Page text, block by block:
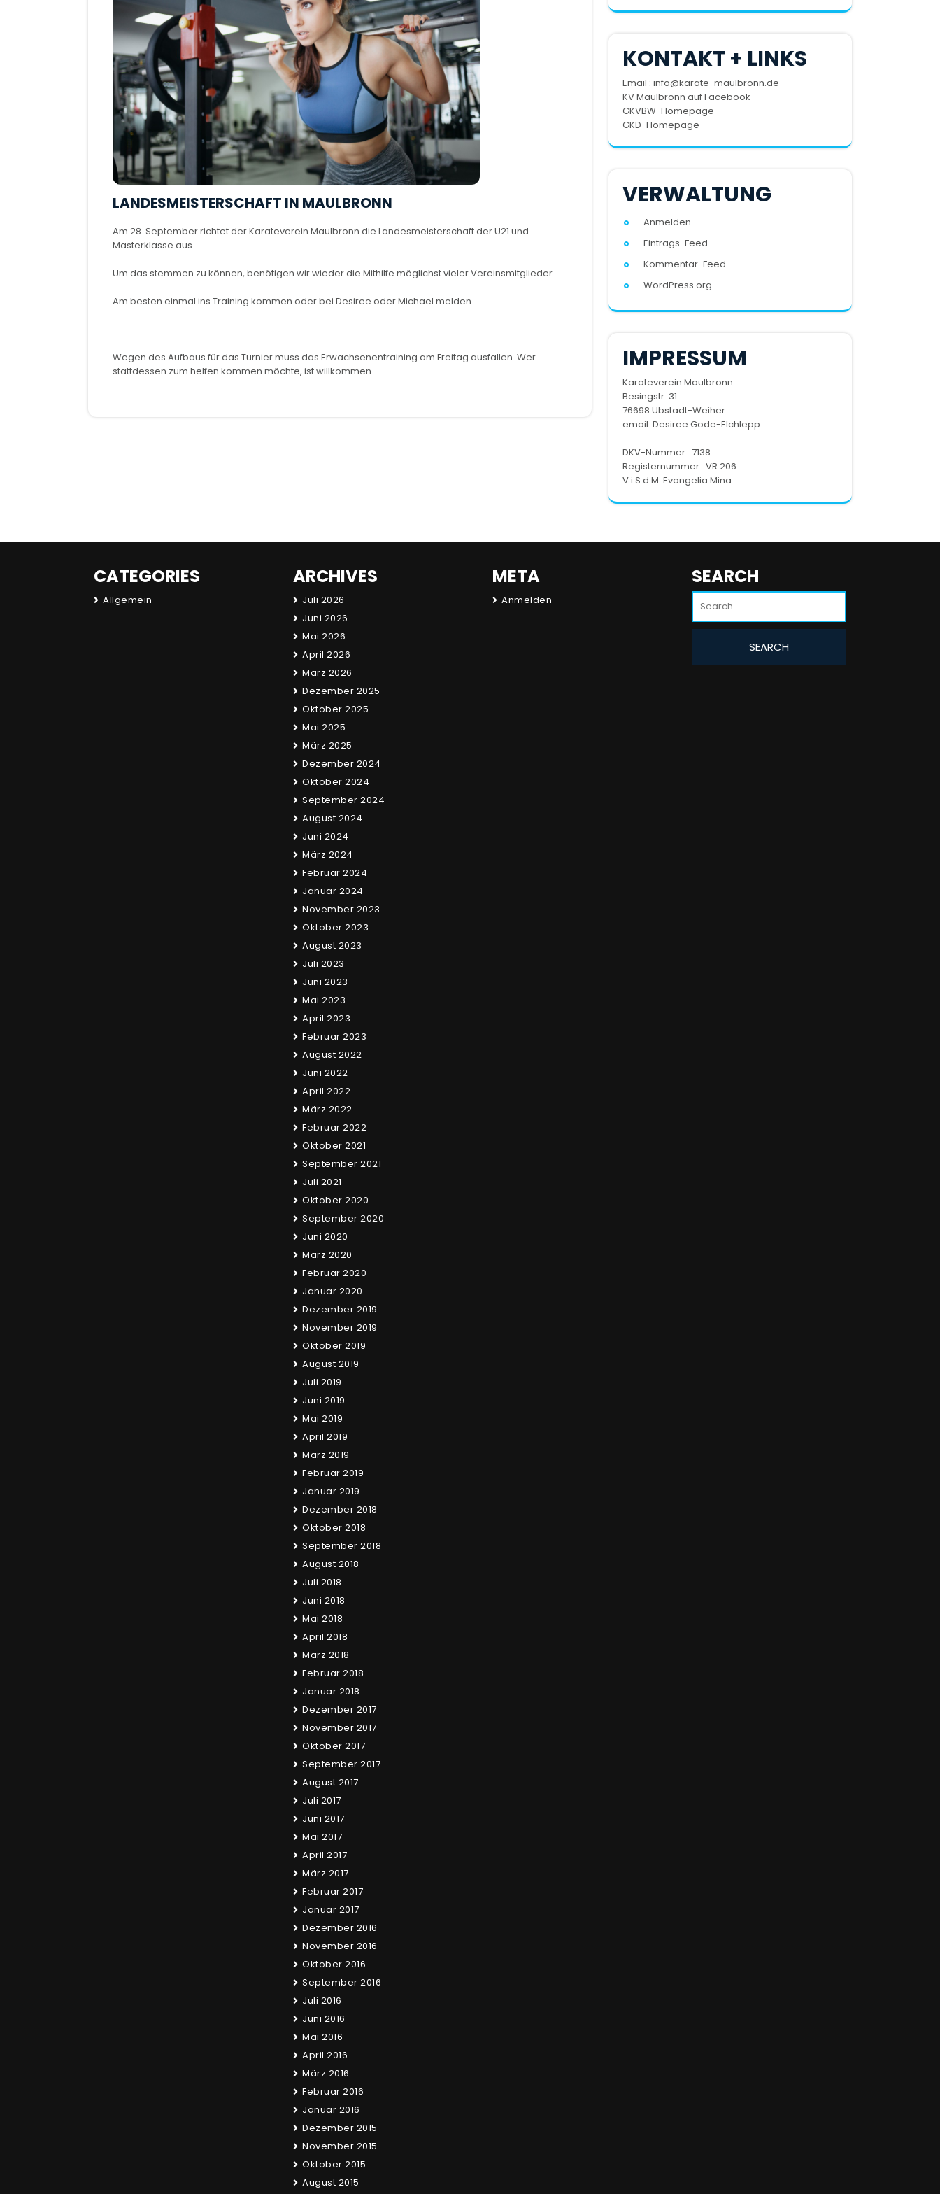
LANDESMEISTERSCHAFT IN MAULBRONN
Am 28. September richtet der Karateverein Maulbronn die Landesmeisterschaft der U21 und
Masterklasse aus.
Um das stemmen zu können, benötigen wir wieder die Mithilfe möglichst vieler Vereinsmitglieder.
Am besten einmal ins Training kommen oder bei Desiree oder Michael melden.
Wegen des Aufbaus für das Turnier muss das Erwachsenentraining am Freitag ausfallen. Wer
stattdessen zum helfen kommen möchte, ist willkommen.
KONTAKT + LINKS
Email : info@karate-maulbronn.de
KV Maulbronn auf Facebook
GKVBW-Homepage
GKD-Homepage
VERWALTUNG
Anmelden
Eintrags-Feed
Kommentar-Feed
WordPress.org
IMPRESSUM
Karateverein Maulbronn
Besingstr. 31
76698 Ubstadt-Weiher
email: Desiree Gode-Elchlepp
DKV-Nummer : 7138
Registernummer : VR 206
V.i.S.d.M. Evangelia Mina
CATEGORIES
Allgemein
ARCHIVES
Juli 2026
Juni 2026
Mai 2026
April 2026
März 2026
Dezember 2025
Oktober 2025
Mai 2025
März 2025
Dezember 2024
Oktober 2024
September 2024
August 2024
Juni 2024
März 2024
Februar 2024
Januar 2024
November 2023
Oktober 2023
August 2023
Juli 2023
Juni 2023
Mai 2023
April 2023
Februar 2023
August 2022
Juni 2022
April 2022
März 2022
Februar 2022
Oktober 2021
September 2021
Juli 2021
Oktober 2020
September 2020
Juni 2020
März 2020
Februar 2020
Januar 2020
Dezember 2019
November 2019
Oktober 2019
August 2019
Juli 2019
Juni 2019
Mai 2019
April 2019
März 2019
Februar 2019
Januar 2019
Dezember 2018
Oktober 2018
September 2018
August 2018
Juli 2018
Juni 2018
Mai 2018
April 2018
März 2018
Februar 2018
Januar 2018
Dezember 2017
November 2017
Oktober 2017
September 2017
August 2017
Juli 2017
Juni 2017
Mai 2017
April 2017
März 2017
Februar 2017
Januar 2017
Dezember 2016
November 2016
Oktober 2016
September 2016
Juli 2016
Juni 2016
Mai 2016
April 2016
März 2016
Februar 2016
Januar 2016
Dezember 2015
November 2015
Oktober 2015
August 2015
META
Anmelden
SEARCH